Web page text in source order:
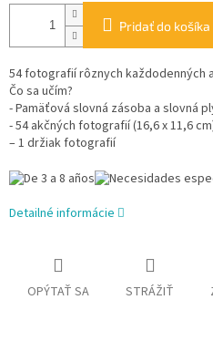
Pridať do košíka
54 fotografií rôznych každodenných
Čo sa učím?
- Pamäťová slovná zásoba a slovná
- 54 akčných fotografií (16,6 x 11,6
– 1 držiak fotografií
Detailné informácie
OPÝTAŤ SA STRÁŽIŤ